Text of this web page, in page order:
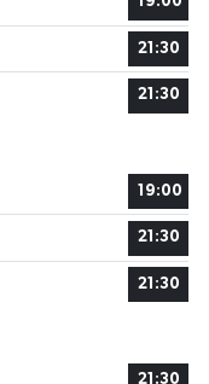
21:30
21:30
19:00
21:30
21:30
21:30